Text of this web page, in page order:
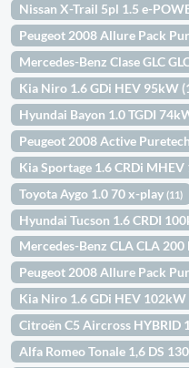
Nissan X-Trail 5pl 1.5 e-
Peugeot 2008 Allure Pack
Mercedes-Benz Clase GLC
Kia Niro 1.6 GDi HEV 95kW
Hyundai Bayon 1.0 TGDI
Peugeot 2008 Active
Kia Sportage 1.6 CRDi
Toyota Aygo 1.0 70 x-play(11)
Hyundai Tucson 1.6 CRDI
Mercedes-Benz CLA CLA 200
Peugeot 2008 Allure Pack
Kia Niro 1.6 GDi HEV
Citroën C5 Aircross HYBRID
Alfa Romeo Tonale 1,6 DS